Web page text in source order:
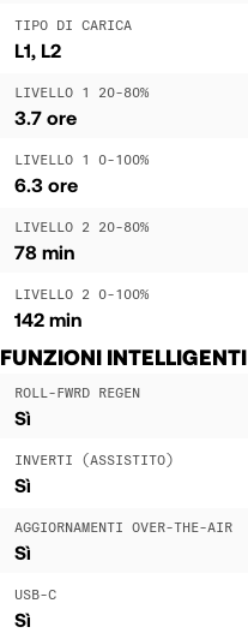
TIPO DI CARICA
L1, L2
LIVELLO 1 20-80%
3.7 ore
LIVELLO 1 0-100%
6.3 ore
LIVELLO 2 20-80%
78 min
LIVELLO 2 0-100%
142 min
FUNZIONI INTELLIGENTI
ROLL-FWRD REGEN
Sì
INVERTI (ASSISTITO)
Sì
AGGIORNAMENTI OVER-THE-AIR
Sì
USB-C
Sì